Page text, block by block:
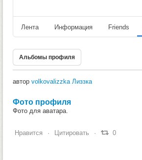
Лента Информация Friends
Альбомы профиля
автор volkovalizzka Лиззка
Фото профиля
Фото для аватара.
Нравится Цитировать 0